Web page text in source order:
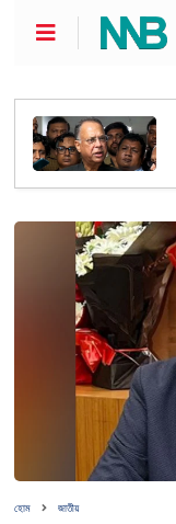
হোম জাতীয়